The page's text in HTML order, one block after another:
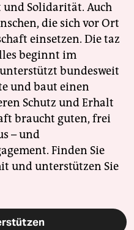
und Solidarität. Auch
die sich vor Ort
einsetzen. Die taz
beginnt im
bundesweit
und baut einen
Schutz und Erhalt
braucht guten, frei
– und
Finden Sie
und unterstützen Sie